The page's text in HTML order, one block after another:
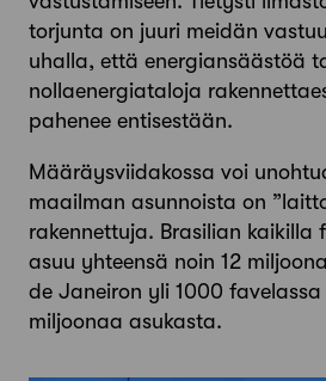
torjunta on juuri meidän
uhalla, että energiansäästöä
nollaenergiataloja
pahenee entisestään.
Määräysviidakossa voi
maailman asunnoista on
rakennettuja. Brasilian kaikilla
asuu yhteensä noin 12
de Janeiron yli 1000 favelassa
miljoonaa asukasta.